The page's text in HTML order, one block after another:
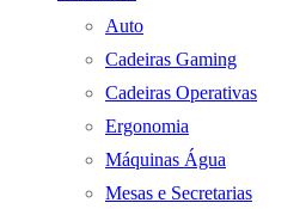
Auto
Cadeiras Gaming
Cadeiras Operativas
Ergonomia
Máquinas Água
Mesas e Secretarias